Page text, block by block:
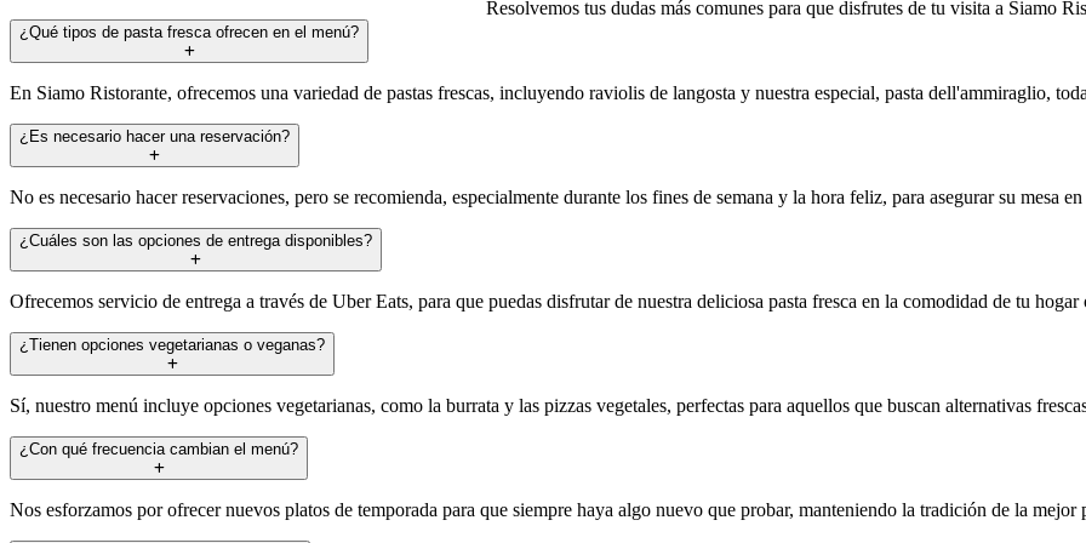
Resolvemos tus dudas más comunes para que disfrutes de tu visita a Siamo
¿Qué tipos de pasta fresca ofrecen en el menú?
En Siamo Ristorante, ofrecemos una variedad de pastas frescas, incluyendo raviolis de langosta y nuestra especial, pasta dell'ammiraglio,
¿Es necesario hacer una reservación?
No es necesario hacer reservaciones, pero se recomienda, especialmente durante los fines de semana y la hora feliz, para asegurar su mesa
¿Cuáles son las opciones de entrega disponibles?
Ofrecemos servicio de entrega a través de Uber Eats, para que puedas disfrutar de nuestra deliciosa pasta fresca en la comodidad de tu hogar
¿Tienen opciones vegetarianas o veganas?
Sí, nuestro menú incluye opciones vegetarianas, como la burrata y las pizzas vegetales, perfectas para aquellos que buscan alternativas
¿Con qué frecuencia cambian el menú?
Nos esforzamos por ofrecer nuevos platos de temporada para que siempre haya algo nuevo que probar, manteniendo la tradición de la mejor